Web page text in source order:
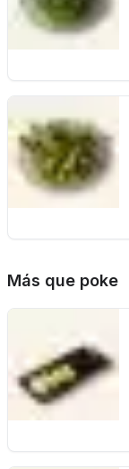
Más que poke